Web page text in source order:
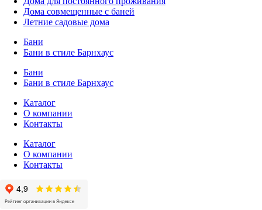
Дома совмещенные с баней
Летние садовые дома
Бани
Бани в стиле Барнхаус
Бани
Бани в стиле Барнхаус
Каталог
О компании
Контакты
Каталог
О компании
Контакты